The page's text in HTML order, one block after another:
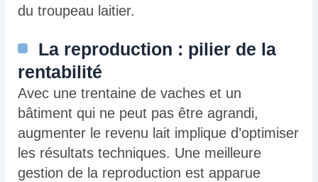
du troupeau laitier.
La reproduction : pilier de la
rentabilité
Avec une trentaine de vaches et un
bâtiment qui ne peut pas être agrandi,
augmenter le revenu lait implique d’optimiser
les résultats techniques. Une meilleure
gestion de la reproduction est apparue